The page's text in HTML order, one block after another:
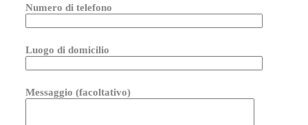
Numero di telefono
Luogo di domicilio
Messaggio (facoltativo)